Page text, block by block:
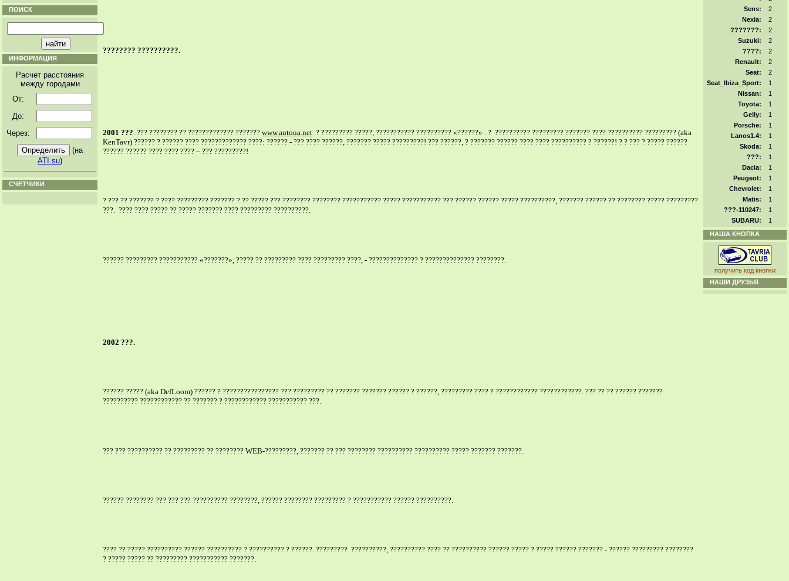
ПОИСК
ИНФОРМАЦИЯ
Расчет расстояния
между городами
От:
До:
Через:
(на
ATI.su)
СЧЕТЧИКИ
???????? ??????????.
2001 ??? . ??? ???????? ?? ????????????? ??????? www.autoua.net ? ????????? ?????, ??????????? ?????????? «??????» . ? ?????????? ????????? ??????? ???? ?????????? ????????? (aka
KenTavr) ?????? ? ?????? ???? ????????????? ????: ?????? - ??? ???? ??????, ??????? ????? ?????????! ??? ??????, ? ??????? ?????? ???? ???? ?????????? ? ??????! ? ? ??? ? ????? ??????
?????? ?????? ???? ???? ???? – ??? ?????????!
? ??? ?? ??????? ? ???? ????????? ??????? ? ?? ????? ??? ???????? ???????? ??????????? ????? ??????????? ??? ?????? ?????? ????? ??????????, ??????? ?????? ?? ???????? ????? ?????????
???. ???? ???? ????? ?? ????? ??????? ???? ????????? ??????????.
?????? ????????? ??????????? «???????», ????? ?? ????????? ???? ????????? ????, - ?????????????? ? ?????????????? ????????.
2002 ???.
?????? ????? (aka DefLoom) ?????? ? ???????????????? ??? ????????? ?? ??????? ??????? ?????? ? ??????, ????????? ???? ? ???????????? ????????????. ??? ?? ?? ?????? ???????
?????????? ???????????? ?? ??????? ? ???????????? ??????????? ???.
??? ??? ?????????? ?? ????????? ?? ???????? WEB-?????????, ??????? ?? ??? ???????? ?????????? ?????????? ????? ??????? ???????.
?????? ???????? ??? ??? ??? ?????????? ????????, ?????? ???????? ????????? ? ??????????? ?????? ??????????.
???? ?? ????? ?????????? ?????? ?????????? ? ?????????? ? ??????. ????????? ??????????, ?????????? ???? ?? ?????????? ?????? ????? ? ????? ?????? ??????? - ?????? ????????? ????????
? ????? ????? ?? ????????? ??????????? ???????.
Sens:
2
Nexia:
2
???????:
2
Suzuki:
2
????:
2
Renault:
2
Seat:
2
Seat_Ibiza_Sport:
1
Nissan:
1
Toyota:
1
Gelly:
1
Porsche:
1
Lanos1.4:
1
Skoda:
1
???:
1
Dacia:
1
Peugeot:
1
Chevrolet:
1
Matis:
1
???-110247:
1
SUBARU:
1
НАША КНОПКА
получить код кнопки
НАШИ ДРУЗЬЯ